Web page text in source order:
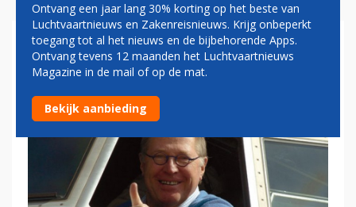
ARNOLD BURLAGE: MH17,
MEDEDADERS IN EIGEN LAND
Ontvang een jaar lang 30% korting op het beste van
Luchtvaartnieuws en Zakenreisnieuws. Krijg onbeperkt
toegang tot al het nieuws en de bijbehorende Apps.
Ontvang tevens 12 maanden het Luchtvaartnieuws
Magazine in de mail of op de mat.
Bekijk aanbieding